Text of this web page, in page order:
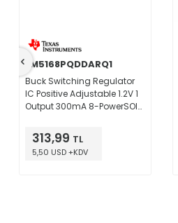
LM5168PQDDARQ1
Buck Switching Regulator
IC Positive Adjustable 1.2V 1
Output 300mA 8-PowerSOIC
313,99 TL
5,50 USD +KDV